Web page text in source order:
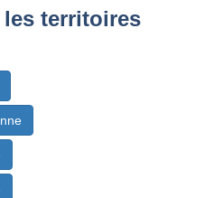
territoires